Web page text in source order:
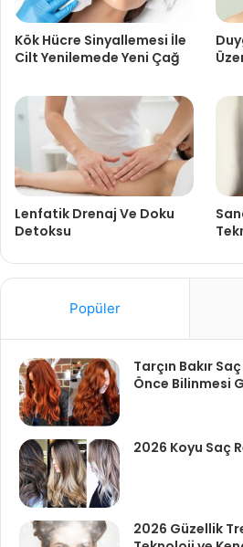
Kök Hücre Sinyallemesi İle
Cilt Yenilemede Yeni Çağ
Lenfatik Drenaj Ve Doku
Detoksu
Popüler
Tarçın Bakır
Önce Bilinmesi
2026 Koyu Saç
2026 Güzellik